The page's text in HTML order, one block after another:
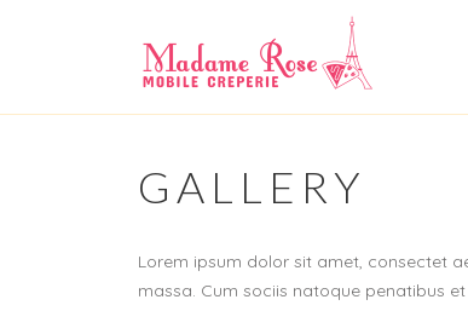
GALLERY
Lorem ipsum dolor sit amet, consectet
massa. Cum sociis natoque penatibus